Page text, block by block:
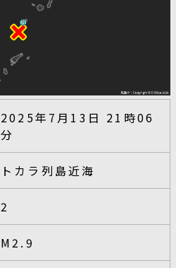
2025年7月13日 21時06
分
トカラ列島近海
2
M2.9